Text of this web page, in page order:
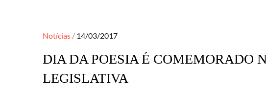
Notícias Posted
14/03/2017
DIA DA POESIA É COMEMORADO
LEGISLATIVA